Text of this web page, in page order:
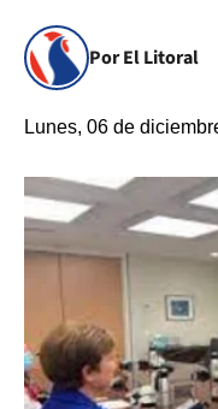
Por El Litoral
Lunes, 06 de